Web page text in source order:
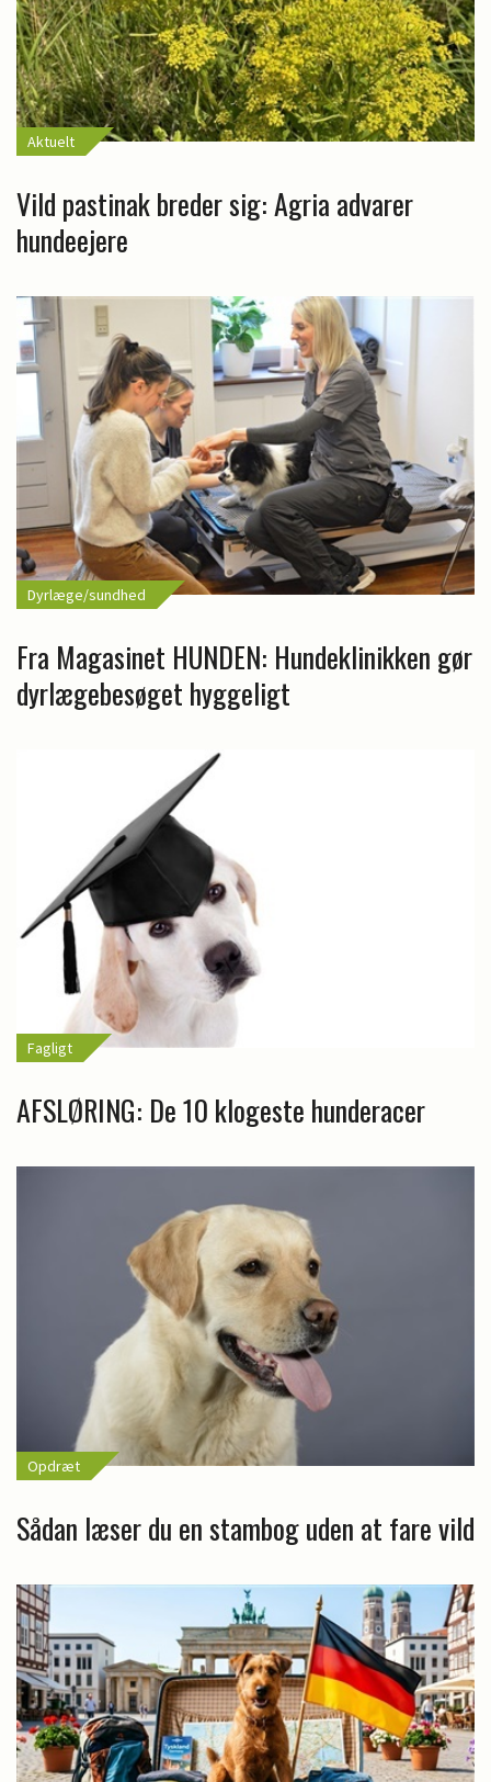
Aktuelt
Vild pastinak breder sig: Agria advarer
hundeejere
Dyrlæge/sundhed
Fra Magasinet HUNDEN: Hundeklinikken gør
dyrlægebesøget hyggeligt
Fagligt
AFSLØRING: De 10 klogeste hunderacer
Opdræt
Sådan læser du en stambog uden at fare vild